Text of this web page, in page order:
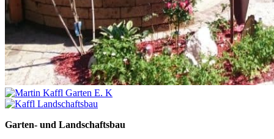
Garten- und Landschaftsbau